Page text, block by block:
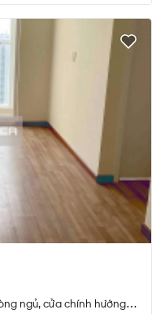
ngủ, cửa chính hướng